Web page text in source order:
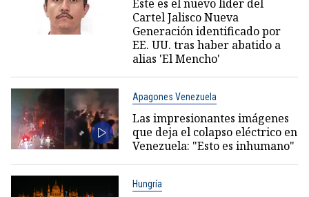
Este es el nuevo líder del
Cartel Jalisco Nueva
Generación identificado por
EE. UU. tras haber abatido a
alias 'El Mencho'
Apagones Venezuela
Las impresionantes imágenes
que deja el colapso eléctrico en
Venezuela: "Esto es inhumano"
Hungría